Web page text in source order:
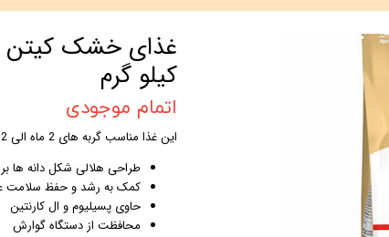
کیلو گرم
اتمام موجودی
این غذا مناسب گربه های 2 ماه الی 12 ماه می باشد.
طراحی هلالی شکل دانه ها
کمک به رشد و حفظ سلامت
حاوی پسیلیوم و ال کارنتین
محافظت از دستگاه گوارش